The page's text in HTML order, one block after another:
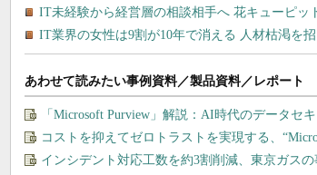
あわせて読みたい事例資料／製品資料／レポート
「Microsoft Purview」解説：AI時代のデータセ
コストを抑えてゼロトラストを実現する、
インシデント対応工数を約3割削減、東京ガス